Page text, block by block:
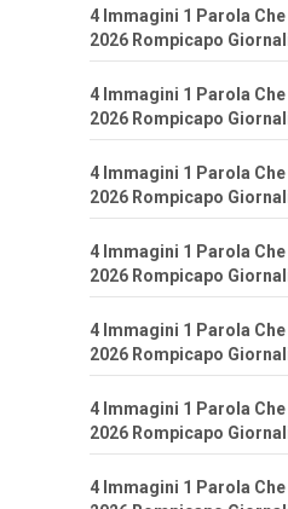
4 Immagini 1 Parola
2026 Rompicapo
4 Immagini 1 Parola
2026 Rompicapo
4 Immagini 1 Parola
2026 Rompicapo
4 Immagini 1 Parola
2026 Rompicapo
4 Immagini 1 Parola
2026 Rompicapo
4 Immagini 1 Parola
2026 Rompicapo
4 Immagini 1 Parola